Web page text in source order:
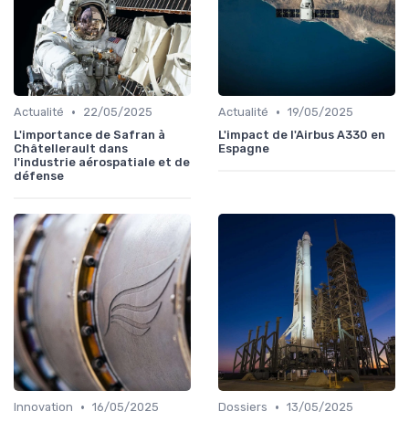
Actualité •
22/05/2025
L'importance de Safran à
Châtellerault dans
l'industrie aérospatiale et de
défense
Actualité • 19/05/2025
L'impact de l'Airbus A330 en
Espagne
Innovation • 16/05/2025
Dossiers • 13/05/2025